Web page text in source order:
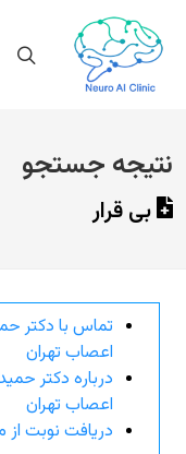
نتیجه جستجو
بی قرار
تماس با دکتر
اعصاب تهران
درباره دکتر
اعصاب تهران
دریافت نوبت